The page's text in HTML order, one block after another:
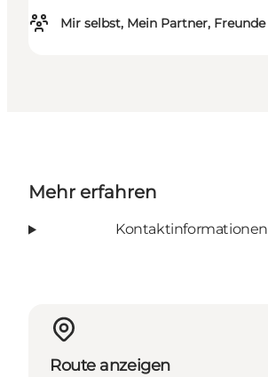
Mir selbst, Mein Partner, Freunde
Mehr erfahren
Kontaktinformationen
Route anzeigen